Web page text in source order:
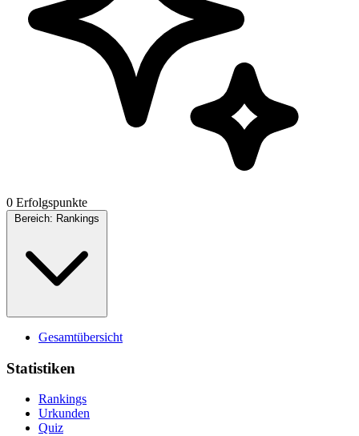
0 Erfolgspunkte
Bereich: Rankings
Gesamtübersicht
Statistiken
Rankings
Urkunden
Quiz